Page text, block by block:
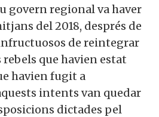
govern regional va haver
del 2018, després de
de reintegrar
que havien estat
havien fugit a
intents van quedar
dictades pel